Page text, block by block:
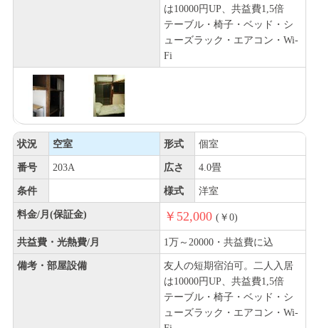
は10000円UP、共益費1,5倍
テーブル・椅子・ベッド・シ
ューズラック・エアコン・Wi-
Fi
状況 空室 形式 個室
番号 203A 広さ 4.0畳
条件 様式 洋室
料金/月(保証金) ￥52,000 (￥0)
共益費・光熱費/月 1万～20000・共益費に込
備考・部屋設備
友人の短期宿泊可。二人入居
は10000円UP、共益費1,5倍
テーブル・椅子・ベッド・シ
ューズラック・エアコン・Wi-